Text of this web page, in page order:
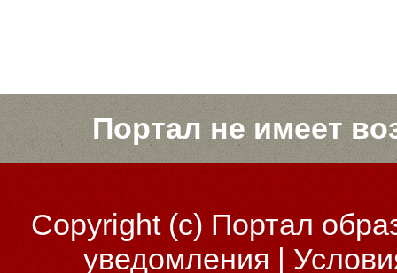
Портал не имеет
Copyright (c)Портал
уведомления |